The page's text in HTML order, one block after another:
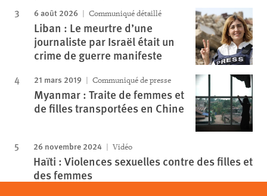
6 août 2026 Communiqué détaillé
Liban : Le meurtre d’une
journaliste par Israël était un
crime de guerre manifeste
21 mars 2019 Communiqué de presse
Myanmar : Traite de femmes et
de filles transportées en Chine
26 novembre 2024 Vidéo
Haïti : Violences sexuelles contre des filles et
des femmes